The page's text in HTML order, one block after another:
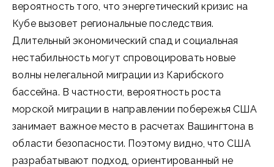
вероятность того, что энергетический кризис на
Кубе вызовет региональные последствия.
Длительный экономический спад и социальная
нестабильность могут спровоцировать новые
волны нелегальной миграции из Карибского
бассейна. В частности, вероятность роста
морской миграции в направлении побережья США
занимает важное место в расчетах Вашингтона в
области безопасности. Поэтому видно, что США
разрабатывают подход, ориентированный не